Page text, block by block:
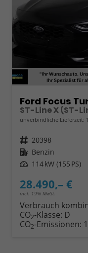
Ford Focus
unverbindliche Lieferzeit:
Fahrzeugnr. 20398
Kraftstoff Benzin
Leistung 114 kW (155 PS)
28.490,– €
incl. 19% MwSt.
Verbrauch
CO2-Klasse: D
CO2-Emissionen: